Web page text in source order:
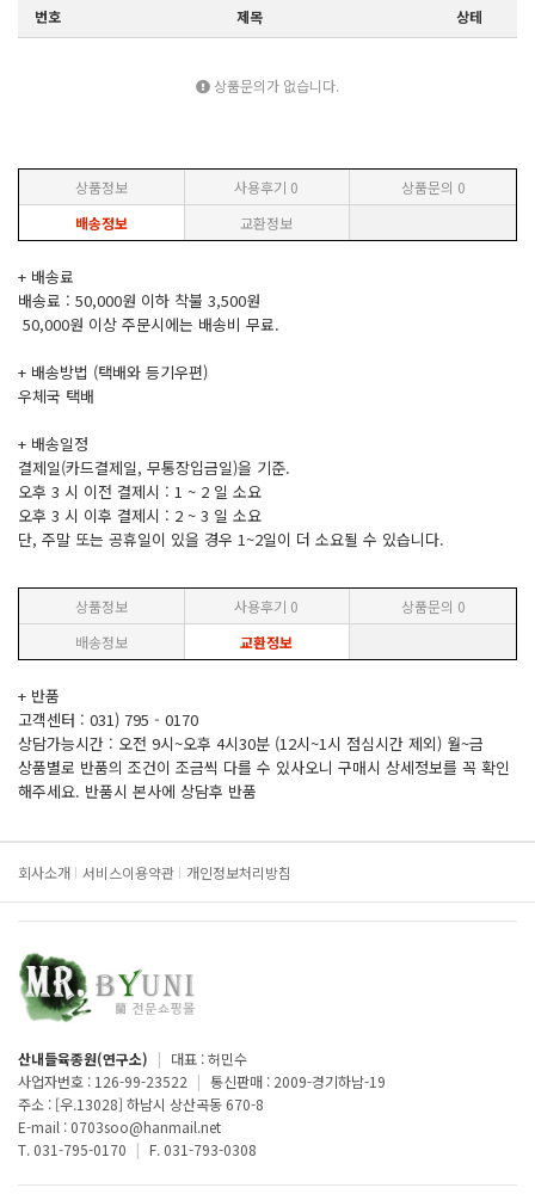
번호 제목 상테
상품문의가 없습니다.
상품정보 사용후기 0 상품문의 0
배송정보
교환정보
+ 배송료
배송료 : 50,000원 이하 착불 3,500원
50,000원 이상 주문시에는 배송비 무료.
+ 배송방법 (택배와 등기우편)
우체국 택배
+ 배송일정
결제일(카드결제일, 무통장입금일)을 기준.
오후 3 시 이전 결제시 : 1 ~ 2 일 소요
오후 3 시 이후 결제시 : 2 ~ 3 일 소요
단, 주말 또는 공휴일이 있을 경우 1~2일이 더 소요될 수 있습니다.
상품정보 사용후기 0 상품문의 0
배송정보
교환정보
+ 반품
고객센터 : 031) 795 - 0170
상담가능시간 : 오전 9시~오후 4시30분 (12시~1시 점심시간 제외) 월~금
상품별로 반품의 조건이 조금씩 다를 수 있사오니 구매시 상세정보를 꼭 확인
해주세요. 반품시 본사에 상담후 반품
회사소개 서비스이용약관 개인정보처리방침
산내들육종원(연구소) | 대표 : 허민수
사업자번호 : 126-99-23522 | 통신판매 : 2009-경기하남-19
주소 : [우.13028] 하남시 상산곡동 670-8
E-mail : 0703soo@hanmail.net
T. 031-795-0170 | F. 031-793-0308